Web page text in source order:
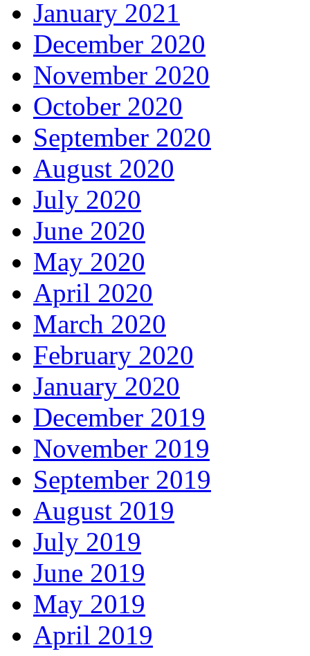
January 2021
December 2020
November 2020
October 2020
September 2020
August 2020
July 2020
June 2020
May 2020
April 2020
March 2020
February 2020
January 2020
December 2019
November 2019
September 2019
August 2019
July 2019
June 2019
May 2019
April 2019